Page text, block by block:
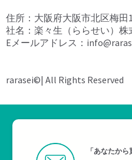
住所：大阪府大阪市北区梅田
社名：楽々生（ららせい）株
Eメールアドレス：
rarasei©| All Rights Reserved
「あなたか